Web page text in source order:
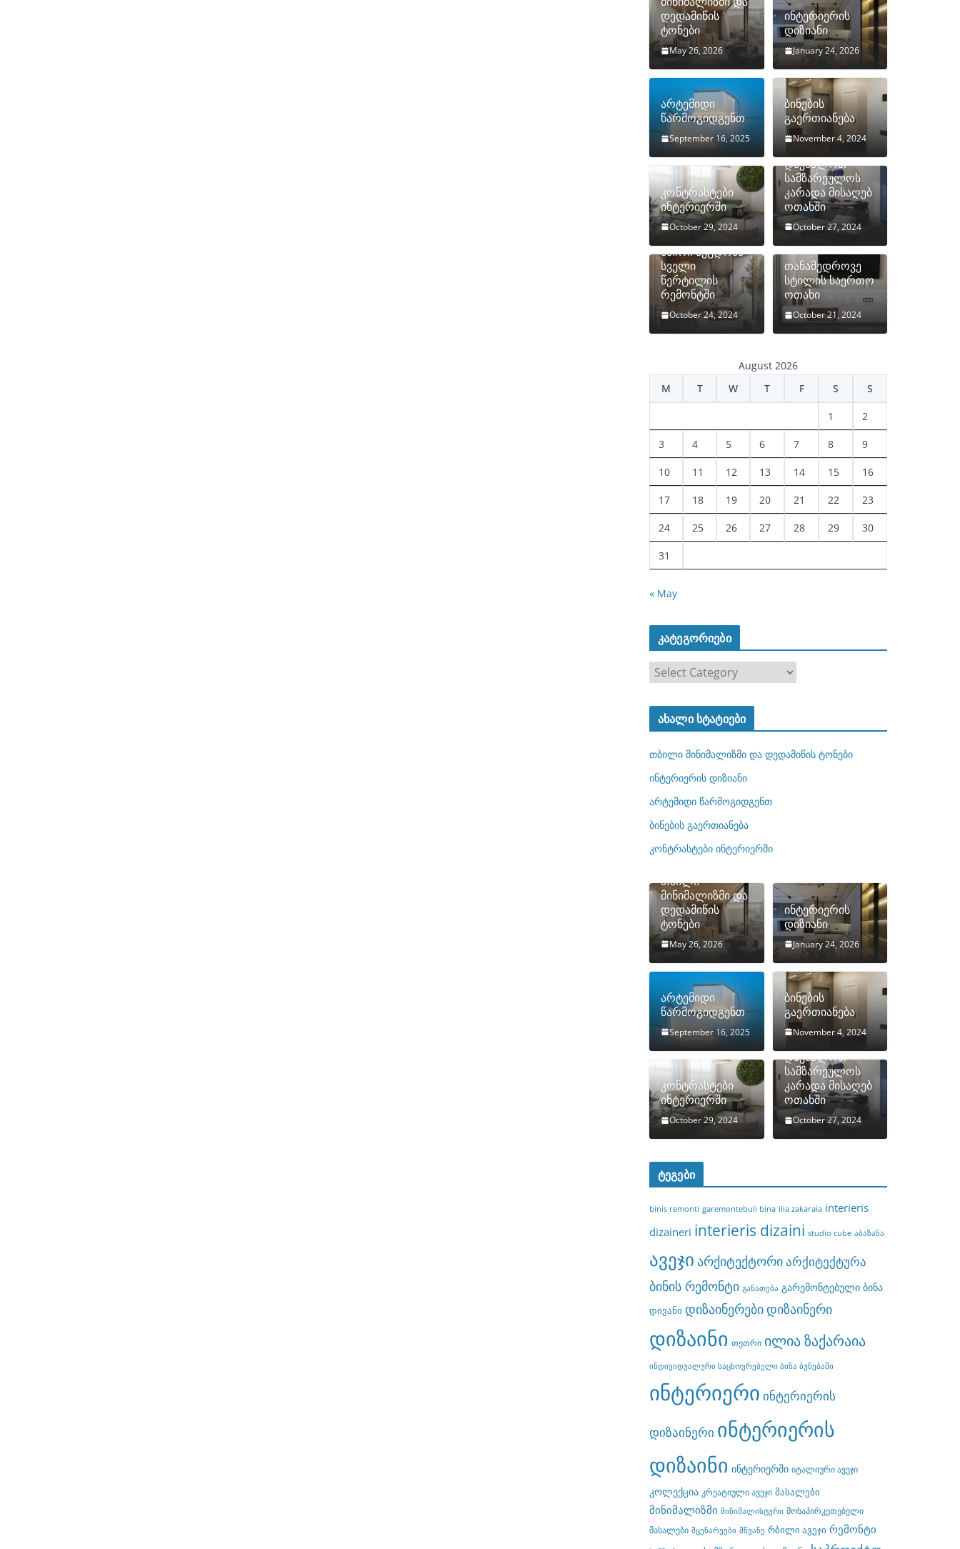
დედამიწის
ტონები
May 26, 2026
ინტერიერის
დიზიანი
January 24, 2026
არტემიდი
წარმოგიდგენთ
September 16, 2025
ბინების
გაერთიანება
November 4, 2024
კონტრასტები
ინტერიერში
October 29, 2024
როგორ
დავმალოთ
სამზარეულოს
კარადა მისაღებ
ოთახში
October 27, 2024
ხშირი შეცდომა
სველი
წერტილის
რემონტში
October 24, 2024
თანამედროვე
სტილის საერთო
ოთახი
October 21, 2024
August 2026
M
T W T F S S
1 2
3 4 5 6 7 8 9
10 11 12 13 14 15 16
17 18 19 20 21 22 23
24 25 26 27 28 29 30
31
« May
კატეგორიები
ტ
ო
რ
ბ
ი
ახალი სტატიები
თბილი მინიმალიზმი და დედამიწის ტონები
ინტერიერის დიზიანი
არტემიდი წარმოგიდგენთ
ბინების გაერთიანება
კონტრასტები ინტერიერში
თბილი
მინიმალიზმი და
დედამიწის
ტონები
May 26, 2026
ინტერიერის
დიზიანი
January 24, 2026
არტემიდი
წარმოგიდგენთ
September 16, 2025
ბინების
გაერთიანება
November 4, 2024
კონტრასტები
ინტერიერში
October 29, 2024
როგორ
დავმალოთ
სამზარეულოს
კარადა მისაღებ
ოთახში
October 27, 2024
ტეგები
binis remonti garemontebuli bina ilia zakaraia interieris
dizaineri interieris dizaini studio cube აბაზანა
ავეჯი არქიტექტორიარქიტექტურა
ბინის რემონტი განათება გარემონტებული ბინა
დივანი დიზაინერებიდიზაინერი
დიზაინი თეთრი ილია ზაქარაია
ინდივიდუალური საცხოვრებელი ბინა ბუნებაში
ინტერიერი ინტერიერის
დიზაინერი ინტერიერის
დიზაინი ინტერიერში იტალიური ავეჯი
კოლექცია კრეატიული ავეჯი მასალები
მინიმალიზმი მინიმალისტური მოსაპირკეთებელი
მასალები მცენარეები მწვანე რბილი ავეჯი რემონტი